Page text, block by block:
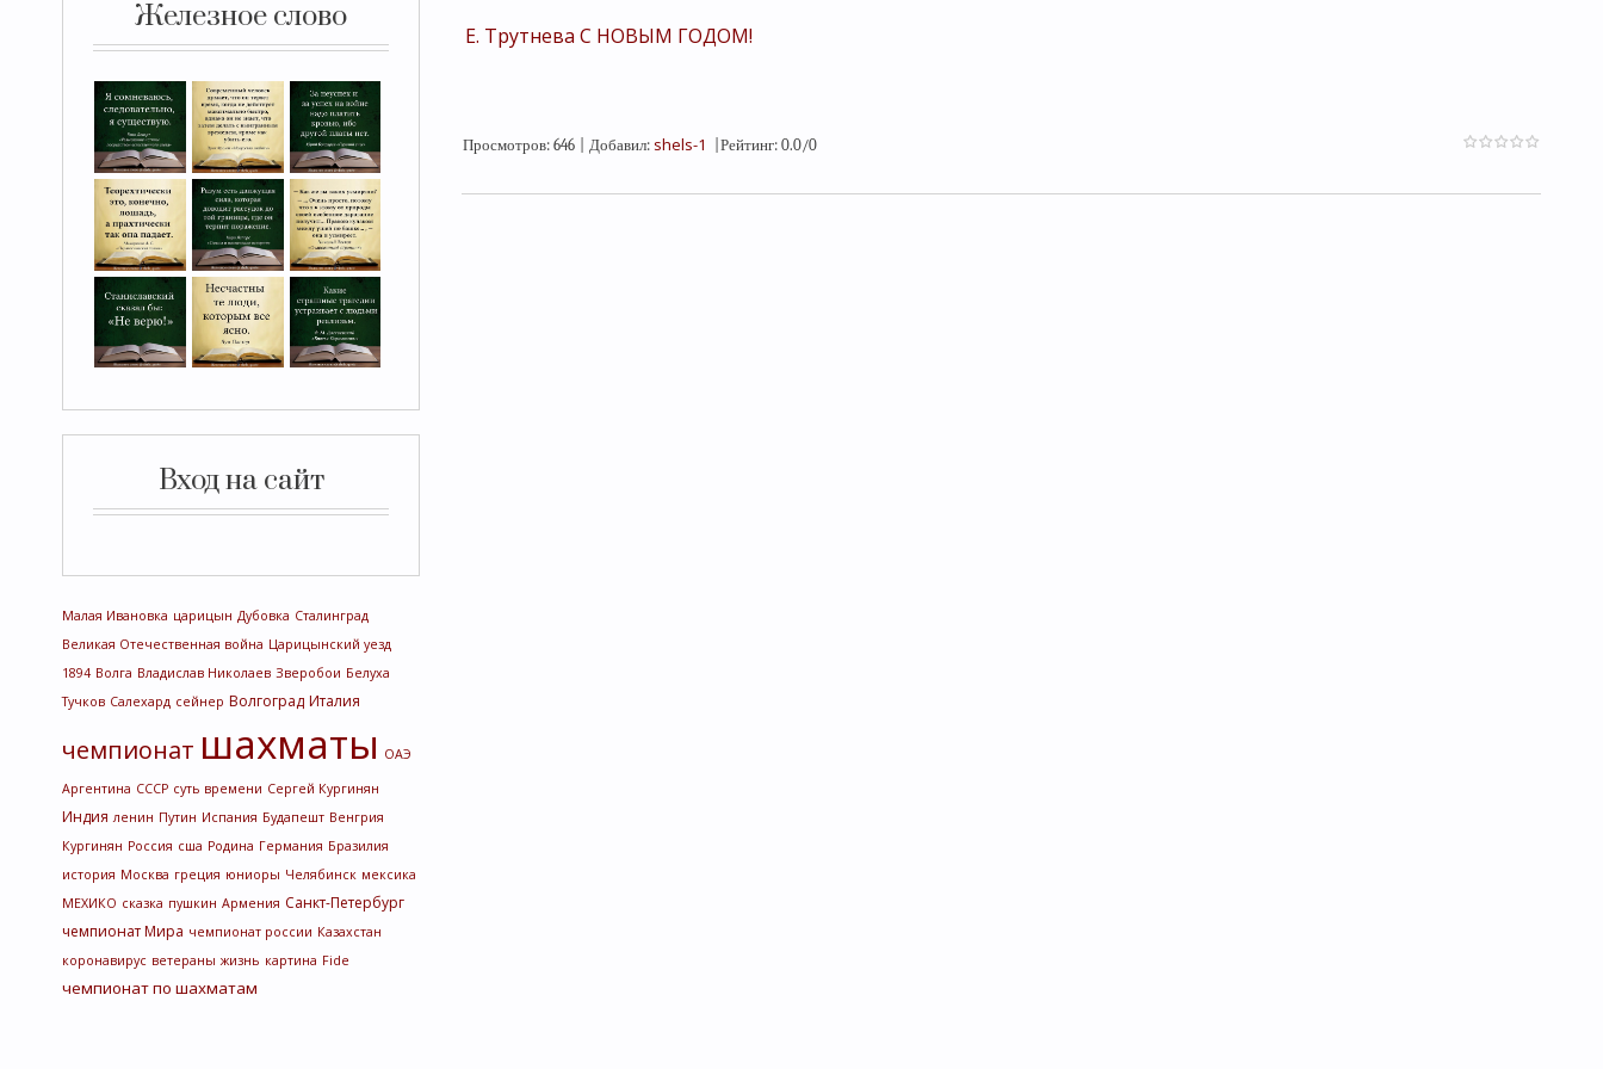
Железное слово
Вход на сайт
Малая Ивановка царицын Дубовка Сталинград
Великая Отечественная война Царицынский уезд
1894 Волга Владислав Николаев Зверобои Белуха
Тучков Салехард сейнер Волгоград Италия
чемпионат шахматы ОАЭ
Аргентина СССР суть времени Сергей Кургинян
Индия ленин Путин Испания Будапешт Венгрия
Кургинян Россия сша Родина Германия Бразилия
история Москва греция юниоры Челябинск мексика
МЕХИКО сказка пушкин Армения Санкт-Петербург
чемпионат Мира чемпионат россии Казахстан
коронавирус ветераны жизнь картина Fide
чемпионат по шахматам
Е. Трутнева С НОВЫМ ГОДОМ!
Просмотров: 646 Добавил: shels-1 Рейтинг: 0.0/0